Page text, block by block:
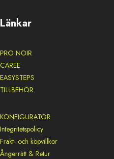
Länkar
PRO NOIR
CAREE
EASYSTEPS
TILLBEHÖR
KONFIGURATOR
Integritetspolicy
Frakt- och köpvillkor
Ångerrätt & Retur